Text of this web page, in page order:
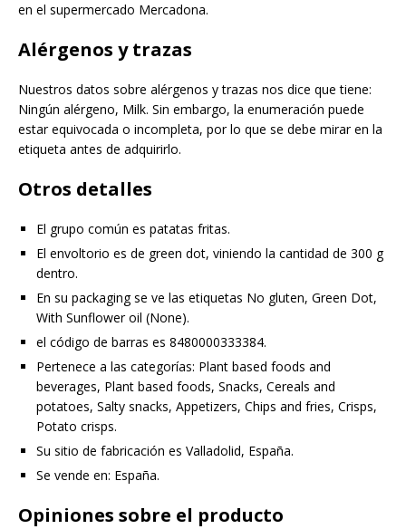
en el supermercado Mercadona.
Alérgenos y trazas
Nuestros datos sobre alérgenos y trazas nos dice que tiene:
Ningún alérgeno, Milk. Sin embargo, la enumeración puede
estar equivocada o incompleta, por lo que se debe mirar en la
etiqueta antes de adquirirlo.
Otros detalles
El grupo común es patatas fritas.
El envoltorio es de green dot, viniendo la cantidad de 300 g
dentro.
En su packaging se ve las etiquetas No gluten, Green Dot,
With Sunflower oil (None).
el código de barras es 8480000333384.
Pertenece a las categorías: Plant based foods and
beverages, Plant based foods, Snacks, Cereals and
potatoes, Salty snacks, Appetizers, Chips and fries, Crisps,
Potato crisps.
Su sitio de fabricación es Valladolid, España.
Se vende en: España.
Opiniones sobre el producto